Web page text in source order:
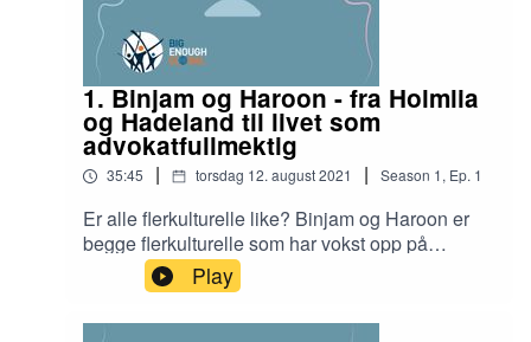
1. Binjam og Haroon - fra Holmlia
og Hadeland til livet som
advokatfullmektig
35:45 | torsdag 12. august 2021 | Season 1, Ep. 1
Er alle flerkulturelle like? Binjam og Haroon er
begge flerkulturelle som har vokst opp på
Holmlia og Hadeland. Til tross for en ulik
oppvekst har begge endt opp som
advokatfullmektiger. I dagens episode vil de
Play